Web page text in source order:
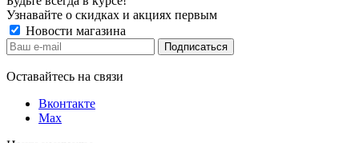
Узнавайте о скидках и акциях первым
Новости магазина
Оставайтесь на связи
Вконтакте
Max